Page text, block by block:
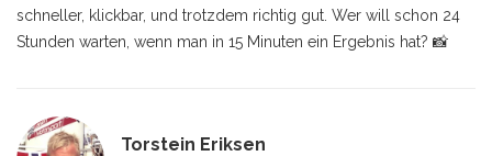
schneller, klickbar, und trotzdem richtig gut. Wer will schon 24
Stunden warten, wenn man in 15 Minuten ein Ergebnis hat? 📸
Torstein Eriksen